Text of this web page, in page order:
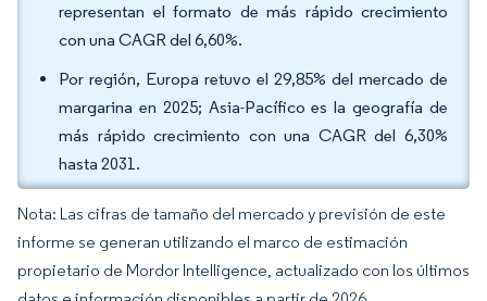
representan el formato de más rápido crecimiento
con una CAGR del 6,60%.
Por región, Europa retuvo el 29,85% del mercado de
margarina en 2025; Asia-Pacífico es la geografía de
más rápido crecimiento con una CAGR del 6,30%
hasta 2031.
Nota: Las cifras de tamaño del mercado y previsión de este
informe se generan utilizando el marco de estimación
propietario de Mordor Intelligence, actualizado con los últimos